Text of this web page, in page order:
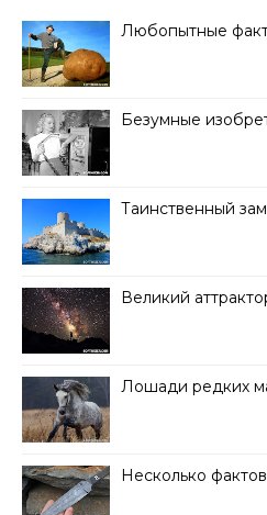
Любопытные
Безумные
Таинственный
Великий
Лошади редких
Несколько